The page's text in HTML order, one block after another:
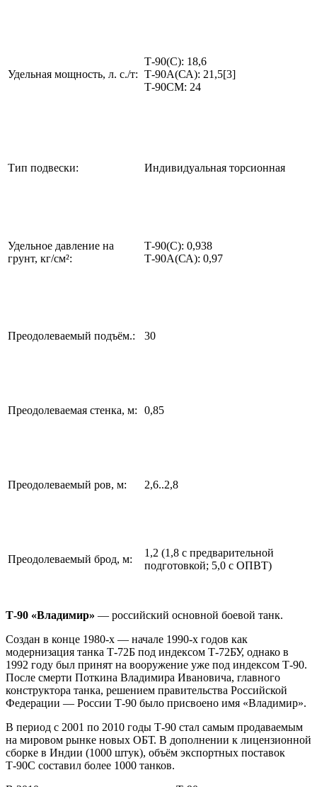
Удельная мощность, л. с./т:
Т-90(С): 18,6
Т-90А(СА): 21,5[3]
Т-90СМ: 24
Тип подвески: Индивидуальная торсионная
Удельное давление на
грунт, кг/см²:
Т-90(С): 0,938
Т-90А(СА): 0,97
Преодолеваемый подъём.: 30
Преодолеваемая стенка, м: 0,85
Преодолеваемый ров, м: 2,6..2,8
Преодолеваемый брод, м:
1,2 (1,8 с предварительной
подготовкой; 5,0 с ОПВТ)
Т-90 «Владимир» — российский основной боевой танк.
Создан в конце 1980-х — начале 1990-х годов как
модернизация танка Т-72Б под индексом Т-72БУ, однако в
1992 году был принят на вооружение уже под индексом Т-90.
После смерти Поткина Владимира Ивановича, главного
конструктора танка, решением правительства Российской
Федерации — России Т-90 было присвоено имя «Владимир».
В период с 2001 по 2010 годы Т-90 стал самым продаваемым
на мировом рынке новых ОБТ. В дополнении к лицензионной
сборке в Индии (1000 штук), объём экспортных поставок
Т-90С составил более 1000 танков.